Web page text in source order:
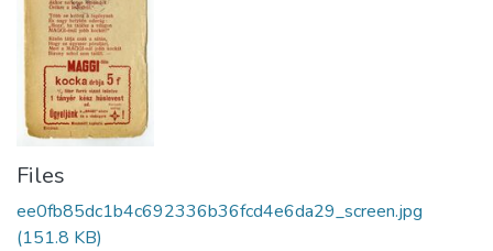
Files
ee0fb85dc1b4c692336b36fcd4e6da29_screen.jpg
(151.8 KB)